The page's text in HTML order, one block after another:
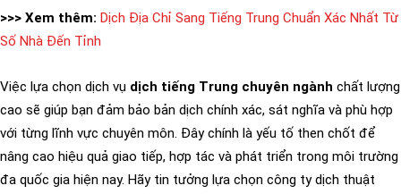
>>> Xem thêm: Dịch Địa Chỉ Sang Tiếng Trung Chuẩn Xác Nhất Từ
Số Nhà Đến Tỉnh
Việc lựa chọn dịch vụ dịch tiếng Trung chuyên ngành chất lượng
cao sẽ giúp bạn đảm bảo bản dịch chính xác, sát nghĩa và phù hợp
với từng lĩnh vực chuyên môn. Đây chính là yếu tố then chốt để
nâng cao hiệu quả giao tiếp, hợp tác và phát triển trong môi trường
đa quốc gia hiện nay. Hãy tin tưởng lựa chọn công ty dịch thuật